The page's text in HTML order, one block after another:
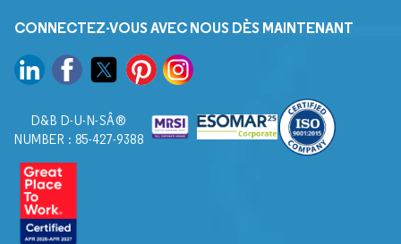
CONNECTEZ-VOUS AVEC NOUS DÈS MAINTENANT
D&B D-U-N-SÂ®
NUMBER : 85-427-9388